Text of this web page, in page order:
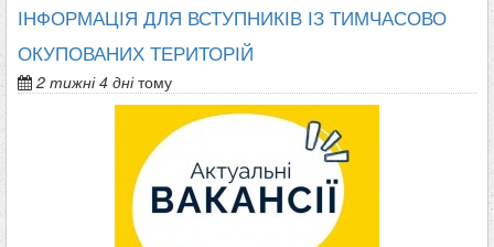
ІНФОРМАЦІЯ ДЛЯ ВСТУПНИКІВ ІЗ ТИМЧАСОВО
ОКУПОВАНИХ ТЕРИТОРІЙ
2 тижні 4 днітому